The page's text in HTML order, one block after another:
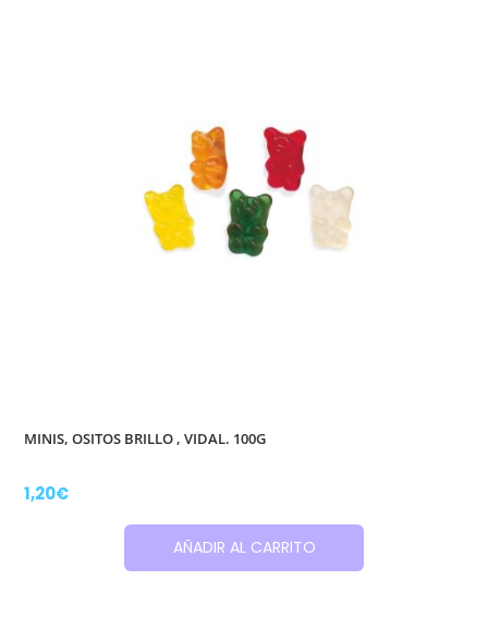
MINIS, OSITOS BRILLO , VIDAL. 100G
1,20€
AÑADIR AL CARRITO